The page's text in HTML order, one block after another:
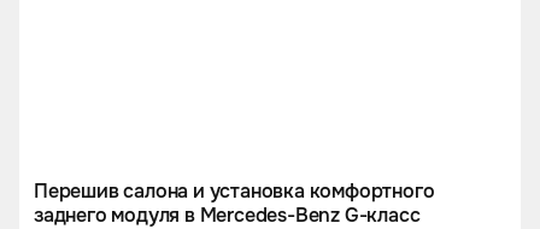
Перешив салона и установка комфортного
заднего модуля в Mercedes-Benz G-класс